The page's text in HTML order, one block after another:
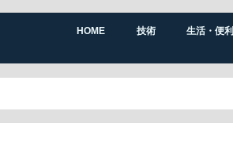
HOME 技術 生活・便利